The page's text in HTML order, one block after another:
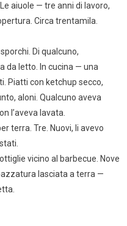
aiuole — tre anni di lavoro,
Circa trentamila.
Di qualcuno,
da letto. In cucina — una
Piatti con ketchup secco,
aloni. Qualcuno aveva
l’aveva lavata.
terra. Tre. Nuovi, li avevo
vicino al barbecue. Nove
lasciata a terra —